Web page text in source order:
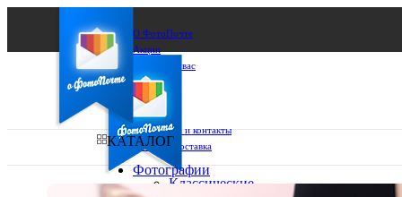
О ФотоПочте
Акции
Сделаем за вас
Бизнесу
FAQ
Франшиза
Поддержка и контакты
Оплата и доставка
КАТАЛОГ
Фотографии
Классические